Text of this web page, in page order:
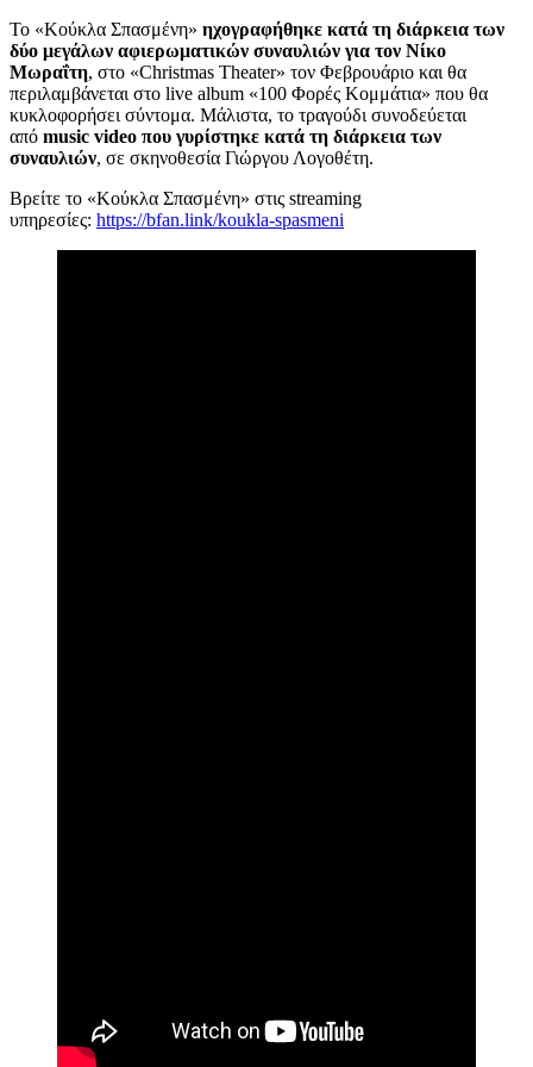
Το «Κούκλα Σπασμένη» ηχογραφήθηκε κατά τη διάρκεια των
δύο μεγάλων αφιερωματικών συναυλιών για τον Νίκο
Μωραΐτη, στο «Christmas Theater» τον Φεβρουάριο και θα
περιλαμβάνεται στο live album «100 Φορές Κομμάτια» που θα
κυκλοφορήσει σύντομα. Μάλιστα, το τραγούδι συνοδεύεται
από music video που γυρίστηκε κατά τη διάρκεια των
συναυλιών, σε σκηνοθεσία Γιώργου Λογοθέτη.
Βρείτε το «Κούκλα Σπασμένη» στις streaming
υπηρεσίες: https://bfan.link/koukla-spasmeni